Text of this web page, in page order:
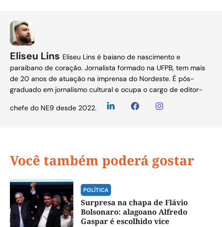
Eliseu Lins Eliseu Lins é baiano de nascimento e
paraibano de coração. Jornalista formado na UFPB, tem mais
de 20 anos de atuação na imprensa do Nordeste. É pós-
graduado em jornalismo cultural e ocupa o cargo de editor-
chefe do NE9 desde 2022.
Você também poderá gostar
POLÍTICA
Surpresa na chapa de Flávio
Bolsonaro: alagoano Alfredo
Gaspar é escolhido vice